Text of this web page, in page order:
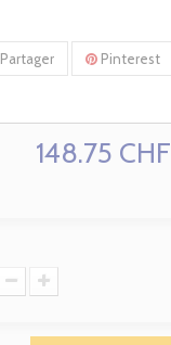
Partager Pinterest
148.75 CHF